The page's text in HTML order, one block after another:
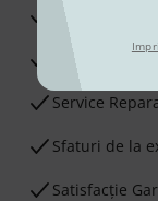
3 Ani
Garanţia
Service
Sfaturi de la
Satisfacție